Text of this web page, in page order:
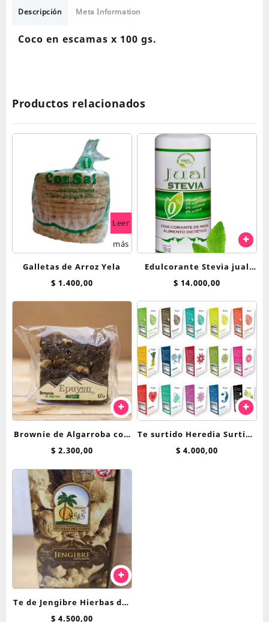
x
gs.
Descripción Meta Information
Coco en escamas x 100 gs.
Productos relacionados
Leer
más
Galletas de Arroz Yela
$ 1.400,00
Edulcorante Stevia jual
600cc liquida
$ 14.000,00
Brownie de Algarroba con
Nuez Epuyen 60 g
$ 2.300,00
Te surtido Heredia Surtido
Hierbas saquitos
$ 4.000,00
Te de Jengibre Hierbas del
Oasis saquitos
$ 4.500,00